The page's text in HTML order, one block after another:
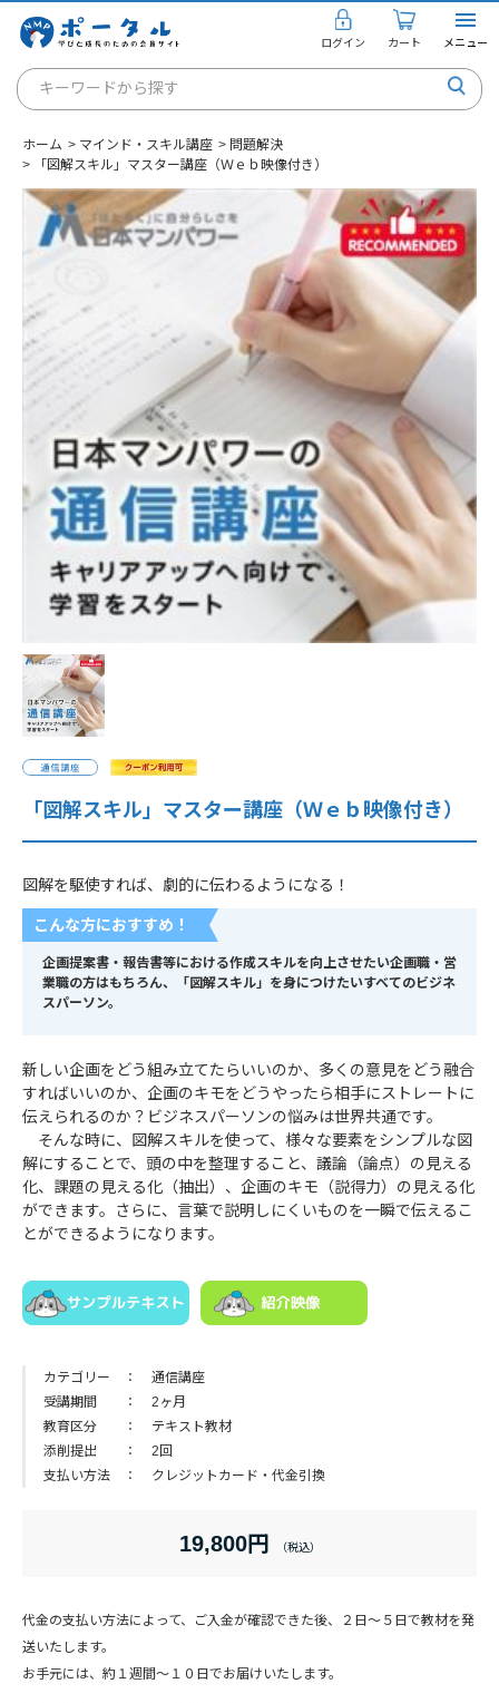
ログイン カート メニュー
キーワードから探す
通信講座
キャリアコンサルタント
書籍・教材
講座を探す
お知らせ
ご利用ガイド
個人のお客様
法人のお客様
企業情報
採用情報
ホーム > マインド・スキル講座 > 問題解決
>
「図解スキル」マスター講座（Ｗｅｂ映像付き）
「図解スキル」マスター講座（Ｗｅｂ映像付き）
図解を駆使すれば、劇的に伝わるようになる！
19,800円
こんな方におすすめ！
企画提案書・報告書等における作成スキルを向上させたい企画職・営
業職の方はもちろん、「図解スキル」を身につけたいすべてのビジネ
スパーソン。
新しい企画をどう組み立てたらいいのか、多くの意見をどう融合
すればいいのか、企画のキモをどうやったら相手にストレートに
伝えられるのか？ビジネスパーソンの悩みは世界共通です。
そんな時に、図解スキルを使って、様々な要素をシンプルな図
解にすることで、頭の中を整理すること、議論（論点）の見える
化、課題の見える化（抽出）、企画のキモ（説得力）の見える化
ができます。さらに、言葉で説明しにくいものを一瞬で伝えるこ
とができるようになります。
カテゴリー
通信講座
受講期間
2ヶ月
教育区分
テキスト教材
添削提出
2回
支払い方法
クレジットカード・代金引換
代金の支払い方法によって、ご入金が確認できた後、２日～５日で教材を発
送いたします。
お手元には、約１週間～１０日でお届けいたします。